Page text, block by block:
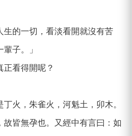
生的一切，看淡看開就沒有苦
子。」
正看得開呢？
火，朱雀火，河魁土，卯木。
故皆無孕也。又經中有言曰：如